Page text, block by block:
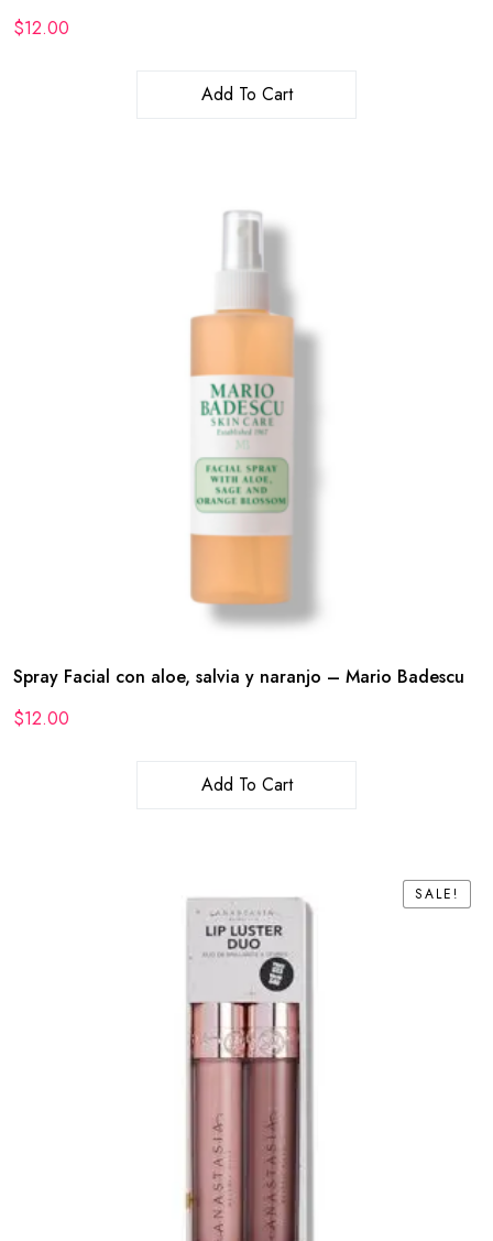
$12.00
Add To Cart
Spray Facial con aloe, salvia y naranjo – Mario Badescu
$12.00
Add To Cart
SALE!
SALE!